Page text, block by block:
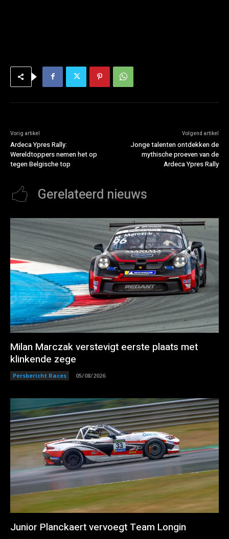
Vorig artikel
Ardeca Ypres Rally:
Wereldtoppers nemen het op
tegen Belgische top
Volgend artikel
Jonge talenten ontdekken de
mythische proeven van de
Ardeca Ypres Rally
Gerelateerd nieuws
Milan Marczak verstevigt eerste plaats met
klinkende zege
Persbericht Races 05/08/2026
Junior Planckaert vervoegt Team Longin